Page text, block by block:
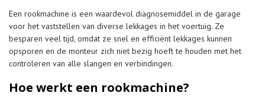
Een rookmachine is een waardevol diagnosemiddel in de garage
voor het vaststellen van diverse lekkages in het voertuig. Ze
besparen veel tijd, omdat ze snel en efficiënt lekkages kunnen
opsporen en de monteur zich niet bezig hoeft te houden met het
controleren van alle slangen en verbindingen.
Hoe werkt een rookmachine?